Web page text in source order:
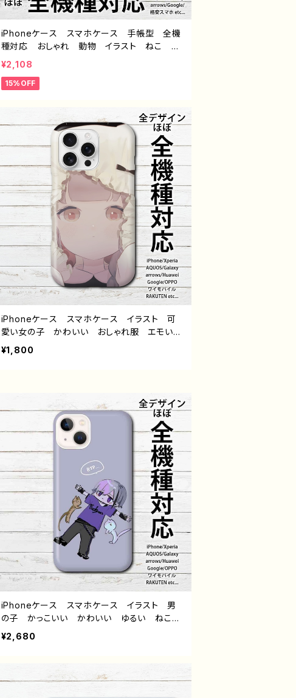
iPhoneケース スマホケース 手帳型 全機
種対応 おしゃれ 動物 イラスト ねこ 可
愛い かわいい おしゃれ iPhone15/14/13/
12/11 AQUOS Xperia Googlepixel G
alaxy Android アンドロイド ケース 個
帯 カバー アイフォンケース 人気 イラス
トレーター 絵師 クリエイター オリジナ
ル デザイン グッズ ノンブランド グッズ
J1-9
¥2,108
15%OFF
iPhoneケース スマホケース イラスト 可
愛い女の子 かわいい おしゃれ服 エモい
美しい ノスタルジック メンズ レディース
女子 iPhone16/15/14/13/12/11 AQUOS s
的 おすすめ 人気 イラストレーター 絵
師 クリエイター オリジナル デザイン グッ
ズ タイトル：ハッピーハロウィン 作：栞音
¥1,800
iPhoneケース スマホケース イラスト 男
の子 かっこいい かわいい ゆるい ねこ
イケメン おしゃれ メンズ iPhone15/14/1
3/12/11 AQUOS Xperia Googlepixel
少年 銀髪 個性的 おすすめ 人気 イラ
ストレーター クリエイター 絵師 オリジナ
¥2,680